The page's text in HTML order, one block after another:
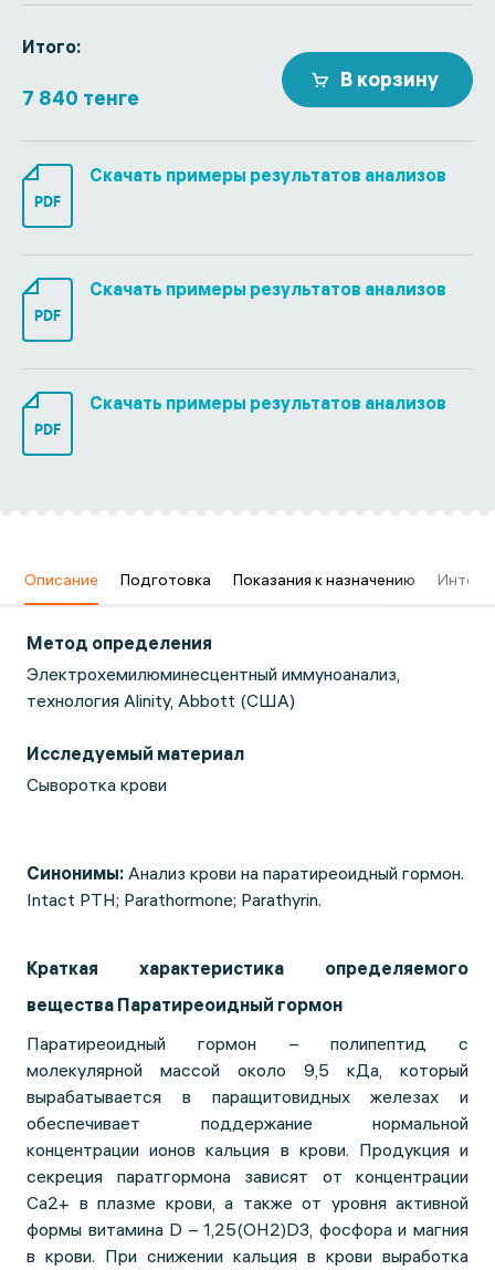
Итого:
7 840 тенге
В корзину
PDF
Скачать примеры результатов анализов
PDF
Скачать примеры результатов анализов
PDF
Скачать примеры результатов анализов
Описание Подготовка Показания к назначению
Метод определения
Электрохемилюминесцентный иммуноанализ,
технология Alinity, Abbott (США)
Исследуемый материал
Сыворотка крови
Синонимы: Анализ крови на паратиреоидный гормон.
Intact PTH; Parathormone; Parathyrin.
Краткая характеристика определяемого
вещества Паратиреоидный гормон
Паратиреоидный гормон – полипептид с
молекулярной массой около 9,5 кДа, который
вырабатывается в паращитовидных железах и
обеспечивает поддержание нормальной
концентрации ионов кальция в крови. Продукция и
секреция паратгормона зависят от концентрации
Ca2+ в плазме крови, а также от уровня активной
формы витамина D – 1,25(ОН2)D3, фосфора и магния
в крови. При снижении кальция в крови выработка